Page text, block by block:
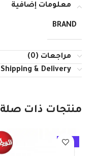
معلومات إضافية
BRAND
مراجعات (0)
Shipping & Delivery
منتجات ذات صلة
-10%